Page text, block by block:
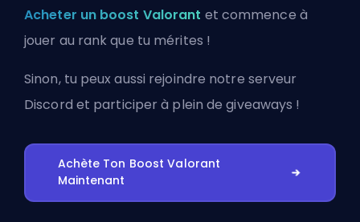
Acheter un boost Valorant et commence à
jouer au rank que tu mérites !
Sinon, tu peux aussi rejoindre notre serveur
Discord et participer à plein de giveaways !
Achète Ton Boost Valorant
Maintenant